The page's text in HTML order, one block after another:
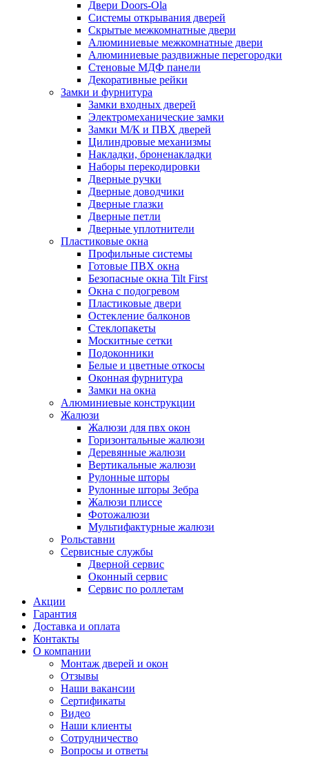
Двери Doors-Ola
Системы открывания дверей
Скрытые межкомнатные двери
Алюминиевые межкомнатные двери
Алюминиевые раздвижные перегородки
Стеновые МДФ панели
Декоративные рейки
Замки и фурнитура
Замки входных дверей
Электромеханические замки
Замки М/К и ПВХ дверей
Цилиндровые механизмы
Накладки, броненакладки
Наборы перекодировки
Дверные ручки
Дверные доводчики
Дверные глазки
Дверные петли
Дверные уплотнители
Пластиковые окна
Профильные системы
Готовые ПВХ окна
Безопасные окна Tilt First
Окна с подогревом
Пластиковые двери
Остекление балконов
Стеклопакеты
Москитные сетки
Подоконники
Белые и цветные откосы
Оконная фурнитура
Замки на окна
Алюминиевые конструкции
Жалюзи
Жалюзи для пвх окон
Горизонтальные жалюзи
Деревянные жалюзи
Вертикальные жалюзи
Рулонные шторы
Рулонные шторы Зебра
Жалюзи плиссе
Фотожалюзи
Мультифактурные жалюзи
Рольставни
Сервисные службы
Дверной сервис
Оконный сервис
Сервис по роллетам
Акции
Гарантия
Доставка и оплата
Контакты
О компании
Монтаж дверей и окон
Отзывы
Наши вакансии
Сертификаты
Видео
Наши клиенты
Сотрудничество
Вопросы и ответы